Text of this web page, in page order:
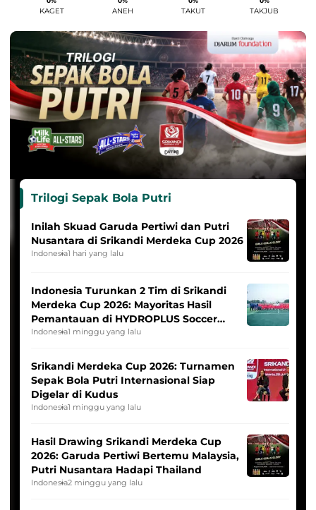
KAGET ANEH TAKUT TAKJUB
Trilogi Sepak Bola Putri
Inilah Skuad Garuda Pertiwi dan Putri
Nusantara di Srikandi Merdeka Cup 2026
Indonesia1 hari yang lalu
Indonesia Turunkan 2 Tim di Srikandi
Merdeka Cup 2026: Mayoritas Hasil
Pemantauan di HYDROPLUS Soccer
League
Indonesia1 minggu yang lalu
Srikandi Merdeka Cup 2026: Turnamen
Sepak Bola Putri Internasional Siap
Digelar di Kudus
Indonesia1 minggu yang lalu
Hasil Drawing Srikandi Merdeka Cup
2026: Garuda Pertiwi Bertemu Malaysia,
Putri Nusantara Hadapi Thailand
Indonesia2 minggu yang lalu